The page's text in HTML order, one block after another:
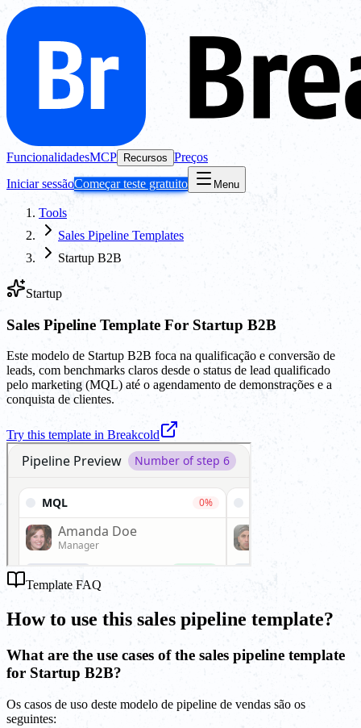
FuncionalidadesMCP Recursos Preços
Iniciar sessãoComeçar teste gratuito Menu
Tools
Sales Pipeline Templates
Startup B2B
Startup
Sales Pipeline Template For Startup B2B
Este modelo de Startup B2B foca na qualificação e conversão de
leads, com benchmarks claros desde o status de lead qualificado
pelo marketing (MQL) até o agendamento de demonstrações e a
conquista de clientes.
Try this template in Breakcold
Template FAQ
How to use this sales pipeline template?
What are the use cases of the sales pipeline template
for Startup B2B?
Os casos de uso deste modelo de pipeline de vendas são os
seguintes: